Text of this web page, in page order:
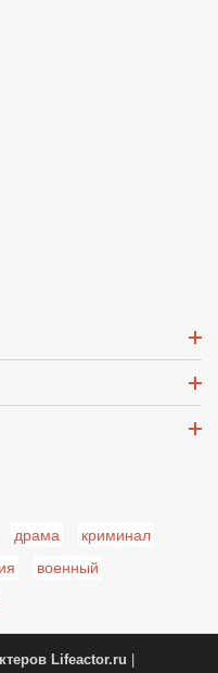
драма
криминал
военный
Lifeactor.ru